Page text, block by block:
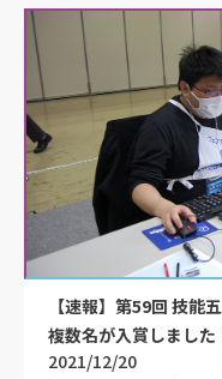
【速報】第59回 技能
複数名が入賞しました
2021/12/20